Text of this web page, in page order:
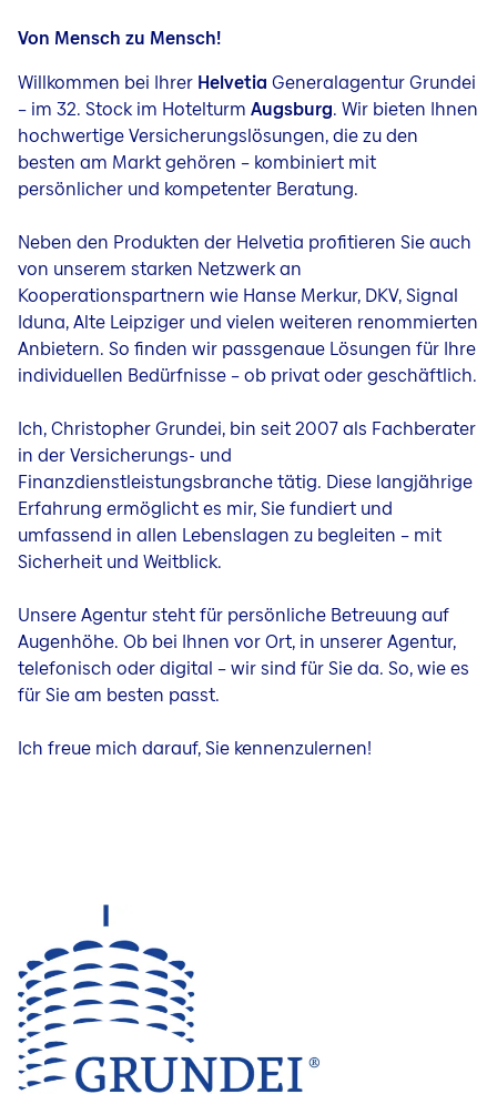
Von Mensch zu Mensch!
Willkommen bei Ihrer Helvetia Generalagentur Grundei
– im 32. Stock im Hotelturm Augsburg. Wir bieten Ihnen
hochwertige Versicherungslösungen, die zu den
besten am Markt gehören – kombiniert mit
persönlicher und kompetenter Beratung.
Neben den Produkten der Helvetia profitieren Sie auch
von unserem starken Netzwerk an
Kooperationspartnern wie Hanse Merkur, DKV, Signal
Iduna, Alte Leipziger und vielen weiteren renommierten
Anbietern. So finden wir passgenaue Lösungen für Ihre
individuellen Bedürfnisse – ob privat oder geschäftlich.
Ich, Christopher Grundei, bin seit 2007 als Fachberater
in der Versicherungs- und
Finanzdienstleistungsbranche tätig. Diese langjährige
Erfahrung ermöglicht es mir, Sie fundiert und
umfassend in allen Lebenslagen zu begleiten – mit
Sicherheit und Weitblick.
Unsere Agentur steht für persönliche Betreuung auf
Augenhöhe. Ob bei Ihnen vor Ort, in unserer Agentur,
telefonisch oder digital – wir sind für Sie da. So, wie es
für Sie am besten passt.
Ich freue mich darauf, Sie kennenzulernen!